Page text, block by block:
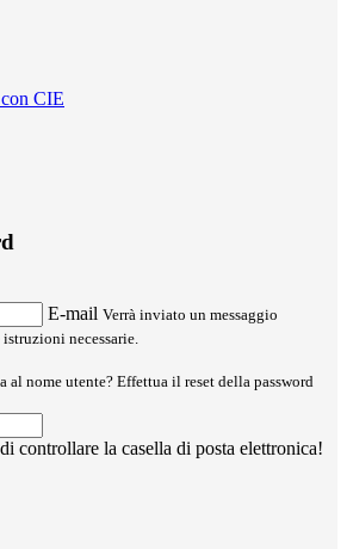
CIE
E-mail Verrà inviato un messaggio
necessarie.
al nome utente? Effettua il reset della password
controllare la casella di posta elettronica!